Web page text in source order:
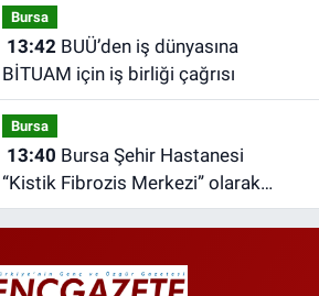
Bursa
13:42BUÜ’den iş dünyasına
BİTUAM için iş birliği çağrısı
Bursa
13:40
“Kistik Fibrozis Merkezi” olarak
yetkilendirildi